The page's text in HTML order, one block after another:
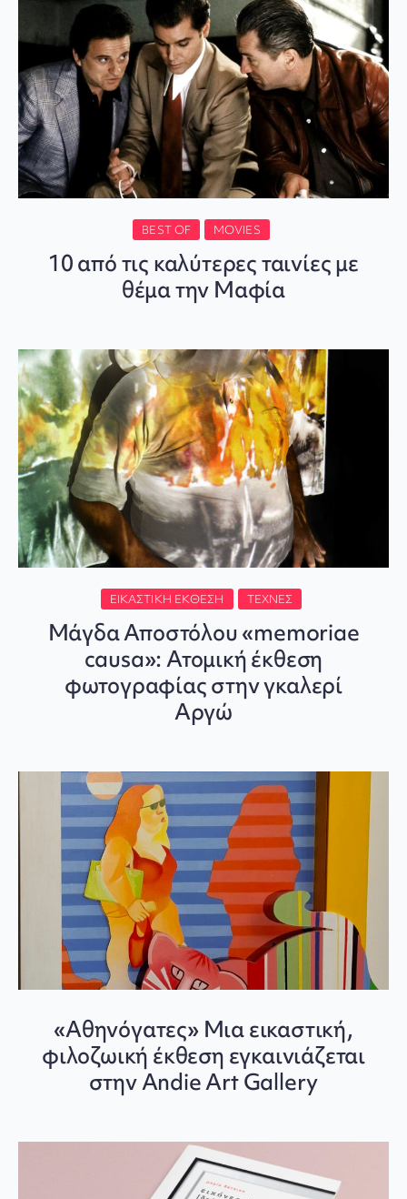
BEST OF MOVIES
10 από τις καλύτερες ταινίες με
θέμα την Μαφία
ΕΙΚΑΣΤΙΚΉ ΈΚΘΕΣΗ ΤΈΧΝΕΣ
Μάγδα Αποστόλου «memoriae
causa»: Ατομική έκθεση
φωτογραφίας στην γκαλερί
Αργώ
«Αθηνόγατες» Μια εικαστική,
φιλοζωική έκθεση εγκαινιάζεται
στην Andie Art Gallery